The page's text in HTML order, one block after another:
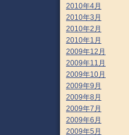
2010年4月
2010年3月
2010年2月
2010年1月
2009年12月
2009年11月
2009年10月
2009年9月
2009年8月
2009年7月
2009年6月
2009年5月